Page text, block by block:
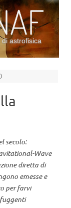
di astrofisica
secolo:
Wave
diretta di
emesse e
per farvi